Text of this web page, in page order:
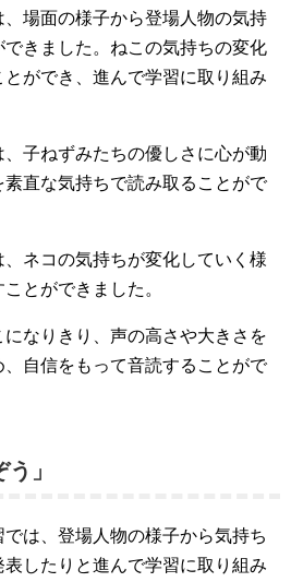
、場面の様子から登場人物の気持
きました。ねこの気持ちの変化
ができ、進んで学習に取り組み
、子ねずみたちの優しさに心が動
直な気持ちで読み取ることがで
、ネコの気持ちが変化していく様
とができました。
になりきり、声の高さや大きさを
自信をもって音読することがで
」
では、登場人物の様子から気持ち
したりと進んで学習に取り組み